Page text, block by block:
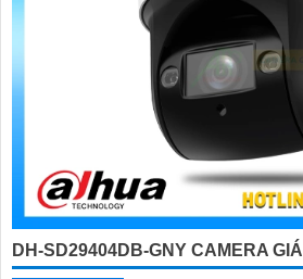
DH-SD29404DB-GNY CAMERA